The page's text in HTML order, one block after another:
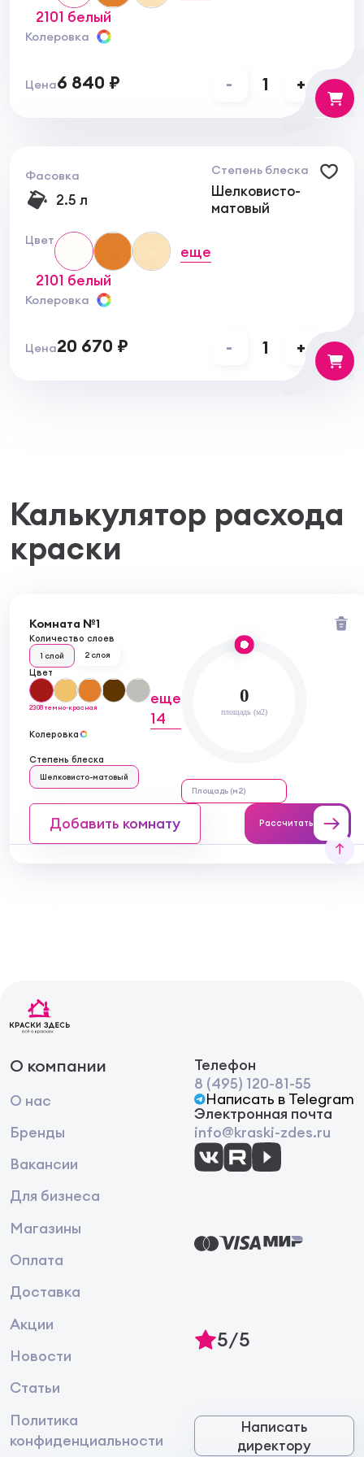
окрашивание образца.
2101 белый
Колеровка
Цена6 840 ₽ - 1 +
Фасовка
2.5 л
Степень блеска
Шелковисто-
матовый
Цвет
2101 белый
еще
Колеровка
Цена20 670 ₽ - 1 +
Калькулятор расхода
краски
Комната №1
Количество слоев
1 слой 2 слоя
Цвет
2308 темно-красная
еще
14
Колеровка
Степень блеска
Шелковисто-матовый
0
площадь (м2)
Добавить комнату Рассчитать
О компании
О нас
Бренды
Вакансии
Для бизнеса
Магазины
Оплата
Доставка
Акции
Новости
Статьи
Политика
конфиденциальности
Телефон
8 (495) 120-81-55
Написать в Telegram
Электронная почта
info@kraski-zdes.ru
5/5
Написать
директору